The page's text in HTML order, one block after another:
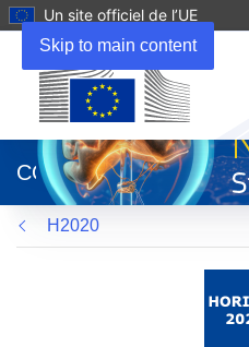
Skip to main content
Un site officiel de l’UE
dans
une
nouvelle
fenêtre)
CORDIS
H2020